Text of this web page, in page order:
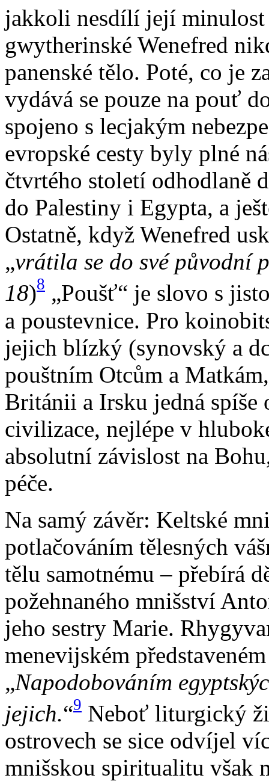
jakkoli nesdílí její minulost
gwytherinské Wenefred
panenské tělo. Poté, co je
vydává se pouze na pouť
spojeno s lecjakým
evropské cesty byly plné
čtvrtého století odhodlaně
do Palestiny i Egypta, a
Ostatně, když Wenefred
„vrátila se do své původní
18)8 „Poušť“ je slovo s
a poustevnice. Pro
jejich blízký (synovský a
pouštním Otcům a
Británii a Irsku jedná spíše
civilizace, nejlépe v
absolutní závislost na
péče.
Na samý závěr: Keltské
potlačováním tělesných
tělu samotnému – přebírá
požehnaného mnišství
jeho sestry Marie.
menevijském
„Napodobováním
jejich.“9 Neboť liturgický
ostrovech se sice odvíjel
mnišskou spiritualitu však